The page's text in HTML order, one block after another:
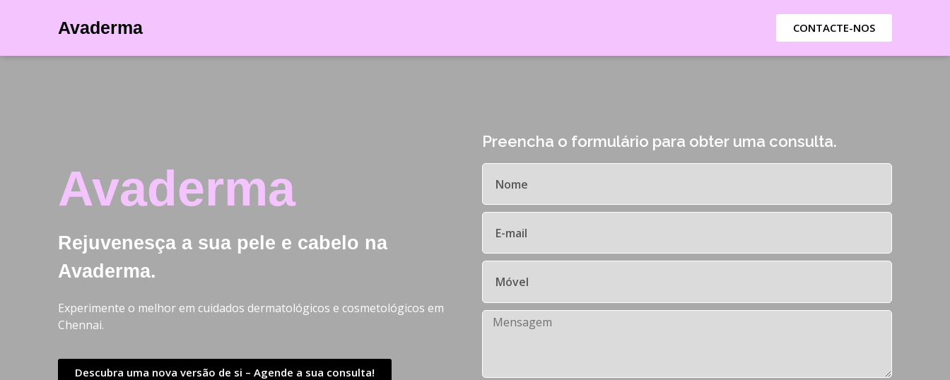
Avaderma CONTACTE-NOS
Avaderma
Rejuvenesça a sua pele e cabelo na
Avaderma.
Experimente o melhor em cuidados dermatológicos e cosmetológicos em
Chennai.
Descubra uma nova versão de si – Agende a sua consulta!
Preencha o formulário para obter uma consulta.